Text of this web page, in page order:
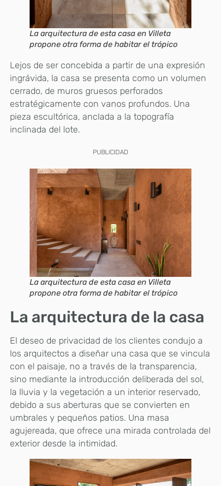
La arquitectura de esta casa en Villeta
propone otra forma de habitar el trópico
Lejos de ser concebida a partir de una expresión
ingrávida, la casa se presenta como un volumen
cerrado, de muros gruesos perforados
estratégicamente con vanos profundos. Una
pieza escultórica, anclada a la topografía
inclinada del lote.
PUBLICIDAD
La arquitectura de esta casa en Villeta
propone otra forma de habitar el trópico
La arquitectura de la casa
El deseo de privacidad de los clientes condujo a
los arquitectos a diseñar una casa que se vincula
con el paisaje, no a través de la transparencia,
sino mediante la introducción deliberada del sol,
la lluvia y la vegetación a un interior reservado,
debido a sus aberturas que se convierten en
umbrales y pequeños patios. Una masa
agujereada, que ofrece una mirada controlada del
exterior desde la intimidad.